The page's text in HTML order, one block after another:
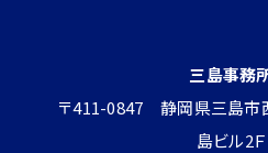
三島事務
〒411-0847 静岡県三島市
島ビル2Ｆ